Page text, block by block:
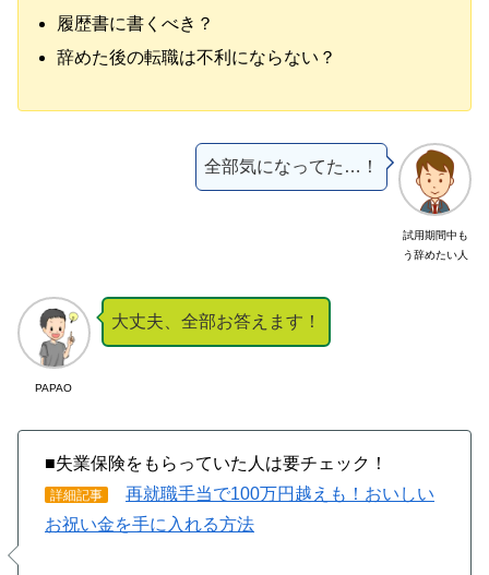
履歴書に書くべき？
辞めた後の転職は不利にならない？
試用期間中も
う辞めたい人
全部気になってた…！
PAPAO
大丈夫、全部お答えます！
■失業保険をもらっていた人は要チェック！
詳細記事
再就職手当で100万円越えも！おいしい
お祝い金を手に入れる方法